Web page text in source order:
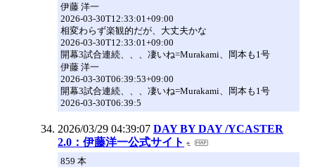
伊藤 洋一
2026-03-30T12:33:01+09:00
相変わらず楽観的だが、大丈夫かな
2026-03-30T12:33:01+09:00
開幕3試合連続、、、凄いね=Murakami、岡本も1号
伊藤 洋一
2026-03-30T06:39:53+09:00
開幕3試合連続、、、凄いね=Murakami、岡本も1号
2026-03-30T06:39:5
2026/03/29 04:39:07 DAY BY DAY /YCASTER
2.0：伊藤洋一公式サイト
859 本